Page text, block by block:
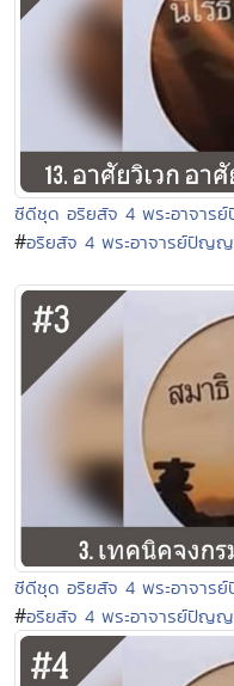
ซีดีชุด อริยสัจ 4 พระอาจา
#อริยสัจ 4 พระอาจารย์ปัญ
ซีดีชุด อริยสัจ 4 พระอาจา
#อริยสัจ 4 พระอาจารย์ปั